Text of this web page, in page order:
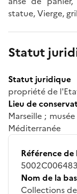
statue, Vierge,
Statut
Statut juridique
propriété de
Lieu de
Marseille ;
Méditerranée
Référence
5002C006483
Nom de la
Collections